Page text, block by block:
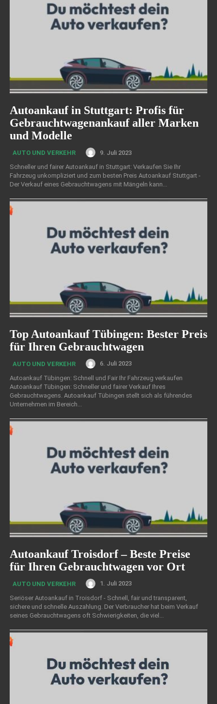
Autoankauf in Stuttgart: Profis für
Gebrauchtwagenankauf aller Marken
und Modelle
AUTO UND VERKEHR
9. Juli 2023
Schneller und fairer Autoankauf in Stuttgart: Verkaufen Sie Ihr
Fahrzeug unkompliziert und zum besten Preis Autoankauf Stuttgart -
Der Verkauf eines Gebrauchtwagens mit Mängeln kann...
Top Autoankauf Tübingen: Bester Preis
für Ihren Gebrauchtwagen
AUTO UND VERKEHR
6. Juli 2023
Autoankauf Tübingen: Schnell und Fair Ihr Fahrzeug verkaufen
Autoankauf Tübingen: Schneller und fairer Verkauf Ihres
Gebrauchtwagens. Autoankauf Tübingen stellt sich als führendes
Unternehmen im Bereich...
Autoankauf Troisdorf – Beste Preise
für Ihren Gebrauchtwagen vor Ort
AUTO UND VERKEHR
1. Juli 2023
Seriöser Autoankauf in Troisdorf - Schnell, fair und transparent,
sichere und schnelle Auszahlung. Der Verbraucher hat beim Verkauf
seines Gebrauchtwagens oft Schwierigkeiten, die viel...